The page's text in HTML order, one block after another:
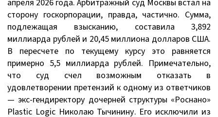
апреля 2026 года. Арбитражный суд Москвы встал на
сторону госкорпорации, правда, частично. Сумма,
подлежащая взысканию, составила 3,892
миллиарда рублей и 20,45 миллиона долларов США.
В пересчете по текущему курсу это равняется
примерно 5,5 миллиарда рублей. Примечательно,
что суд счел возможным отказать в
удовлетворении претензий к одному из ответчиков
— экс-гендиректору дочерней структуры «Роснано»
Plastic Logic Николаю Тычинину. Его исключили из